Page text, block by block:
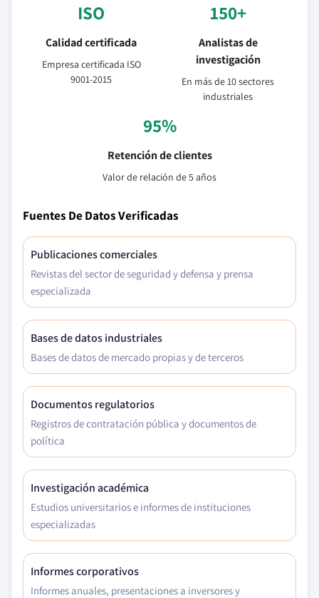
ISO
Calidad certificada
Empresa certificada ISO
9001-2015
150+
Analistas de
investigación
En más de 10 sectores
industriales
95%
Retención de clientes
Valor de relación de 5 años
Fuentes De Datos Verificadas
Publicaciones comerciales
Revistas del sector de seguridad y defensa y prensa
especializada
Bases de datos industriales
Bases de datos de mercado propias y de terceros
Documentos regulatorios
Registros de contratación pública y documentos de
política
Investigación académica
Estudios universitarios e informes de instituciones
especializadas
Informes corporativos
Informes anuales, presentaciones a inversores y